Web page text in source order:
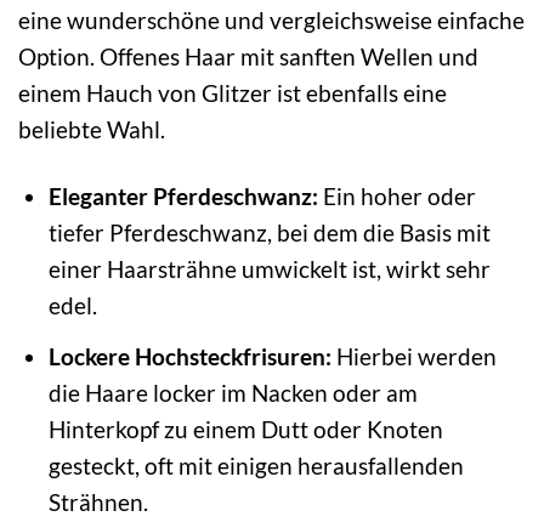
eine wunderschöne und vergleichsweise einfache
Option. Offenes Haar mit sanften Wellen und
einem Hauch von Glitzer ist ebenfalls eine
beliebte Wahl.
Eleganter Pferdeschwanz: Ein hoher oder
tiefer Pferdeschwanz, bei dem die Basis mit
einer Haarsträhne umwickelt ist, wirkt sehr
edel.
Lockere Hochsteckfrisuren: Hierbei werden
die Haare locker im Nacken oder am
Hinterkopf zu einem Dutt oder Knoten
gesteckt, oft mit einigen herausfallenden
Strähnen.